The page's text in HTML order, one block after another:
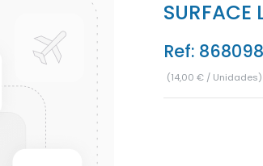
SURFACE
Ref:
(14,00 € / Unidades)